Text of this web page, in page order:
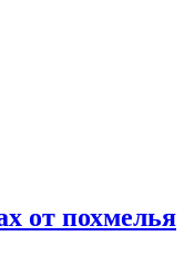
от похмелья